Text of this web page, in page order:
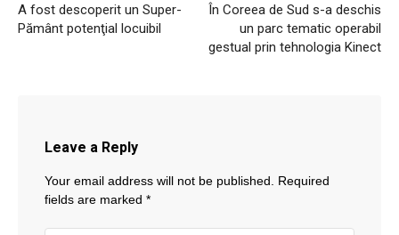
A fost descoperit un Super-
Pământ potenţial locuibil
În Coreea de Sud s-a deschis
un parc tematic operabil
gestual prin tehnologia Kinect
Leave a Reply
Your email address will not be published.
Required
fields are marked *